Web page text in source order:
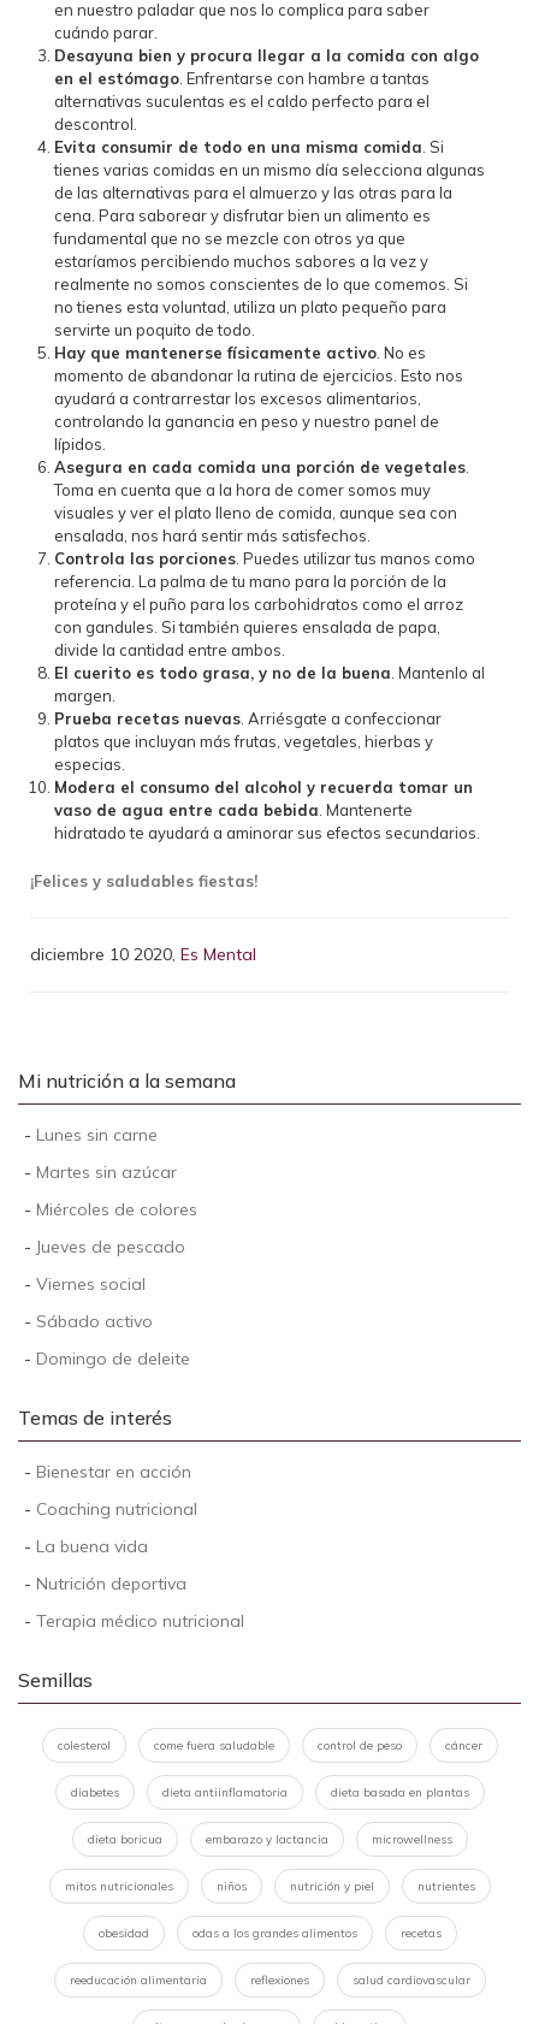
en nuestro paladar que nos lo complica para saber
cuándo parar.
Desayuna bien y procura llegar a la comida con algo
en el estómago . Enfrentarse con hambre a tantas
alternativas suculentas es el caldo perfecto para el
descontrol.
Evita consumir de todo en una misma comida . Si
tienes varias comidas en un mismo día selecciona algunas
de las alternativas para el almuerzo y las otras para la
cena. Para saborear y disfrutar bien un alimento es
fundamental que no se mezcle con otros ya que
estaríamos percibiendo muchos sabores a la vez y
realmente no somos conscientes de lo que comemos. Si
no tienes esta voluntad, utiliza un plato pequeño para
servirte un poquito de todo.
Hay que mantenerse físicamente activo . No es
momento de abandonar la rutina de ejercicios. Esto nos
ayudará a contrarrestar los excesos alimentarios,
controlando la ganancia en peso y nuestro panel de
lípidos.
Asegura en cada comida una porción de vegetales
Toma en cuenta que a la hora de comer somos muy
visuales y ver el plato lleno de comida, aunque sea con
ensalada, nos hará sentir más satisfechos.
Controla las porciones . Puedes utilizar tus manos como
referencia. La palma de tu mano para la porción de la
proteína y el puño para los carbohidratos como el arroz
con gandules. Si también quieres ensalada de papa,
divide la cantidad entre ambos.
El cuerito es todo grasa, y no de la buena . Mantenlo al
margen.
Prueba recetas nuevas . Arriésgate a confeccionar
platos que incluyan más frutas, vegetales, hierbas y
especias.
Modera el consumo del alcohol y recuerda tomar un
vaso de agua entre cada bebida . Mantenerte
hidratado te ayudará a aminorar sus efectos secundarios.
¡Felices y saludables fiestas!
diciembre 10 2020, Es Mental
Mi nutrición a la semana
- Lunes sin carne
- Martes sin azúcar
- Miércoles de colores
- Jueves de pescado
- Viernes social
- Sábado activo
- Domingo de deleite
Temas de interés
- Bienestar en acción
- Coaching nutricional
- La buena vida
- Nutrición deportiva
- Terapia médico nutricional
Semillas
colesterol come fuera saludable control de peso cáncer
diabetes dieta antiinflamatoria dieta basada en plantas
dieta boricua embarazo y lactancia microwellness
mitos nutricionales niños nutrición y piel nutrientes
obesidad odas a los grandes alimentos recetas
reeducación alimentaria reflexiones salud cardiovascular